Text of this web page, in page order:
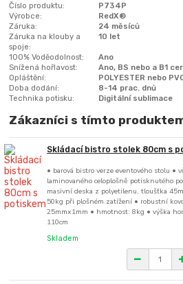
Číslo produktu:
P734P
Výrobce:
RedX®
Záruka:
24 měsíců
Záruka na klouby a
spoje:
10 let
100% Voděodolnost:
Ano
Snížená hořlavost:
Ano, BS nebo a B1
Opláštění:
POLYESTER nebo
Doba dodání:
8-14 prac. dnů
Technika potisku:
Digitální sublimace
Zákazníci s tímto
Skládací bistro stolek 80cm s
• barová bistro verze eventového stolu •
laminovaného celoplošně potisknutého
masivní deska z polyetilenu, tloušťka
50kg při plošném zatížení • robustní
25mmx1mm • hmotnost: 8kg • výška
110cm
Skladem